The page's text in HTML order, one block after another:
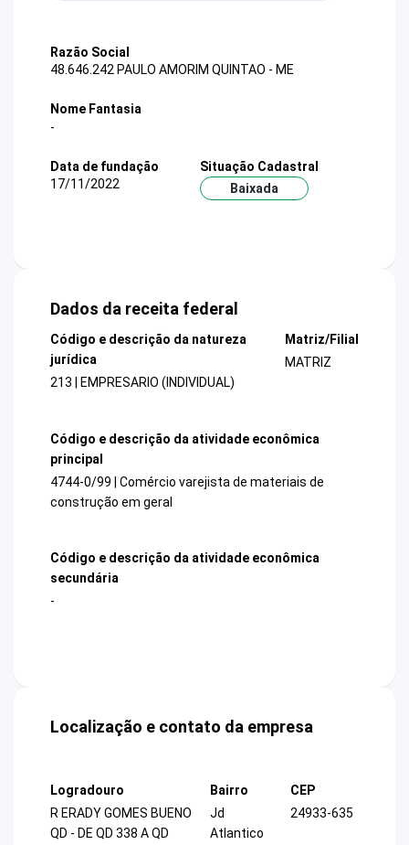
Razão Social
48.646.242 PAULO AMORIM QUINTAO - ME
Nome Fantasia
-
Data de fundação
17/11/2022
Situação Cadastral
Baixada
Dados da receita federal
Código e descrição da natureza
jurídica
213 | EMPRESARIO (INDIVIDUAL)
Matriz/Filial
MATRIZ
Código e descrição da atividade econômica
principal
4744-0/99 | Comércio varejista de materiais de
construção em geral
Código e descrição da atividade econômica
secundária
-
Localização e contato da empresa
Logradouro
R ERADY GOMES BUENO
QD - DE QD 338 A QD
Bairro
Jd
Atlantico
CEP
24933-635